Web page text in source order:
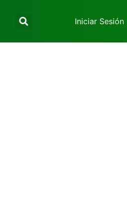
Iniciar Sesión